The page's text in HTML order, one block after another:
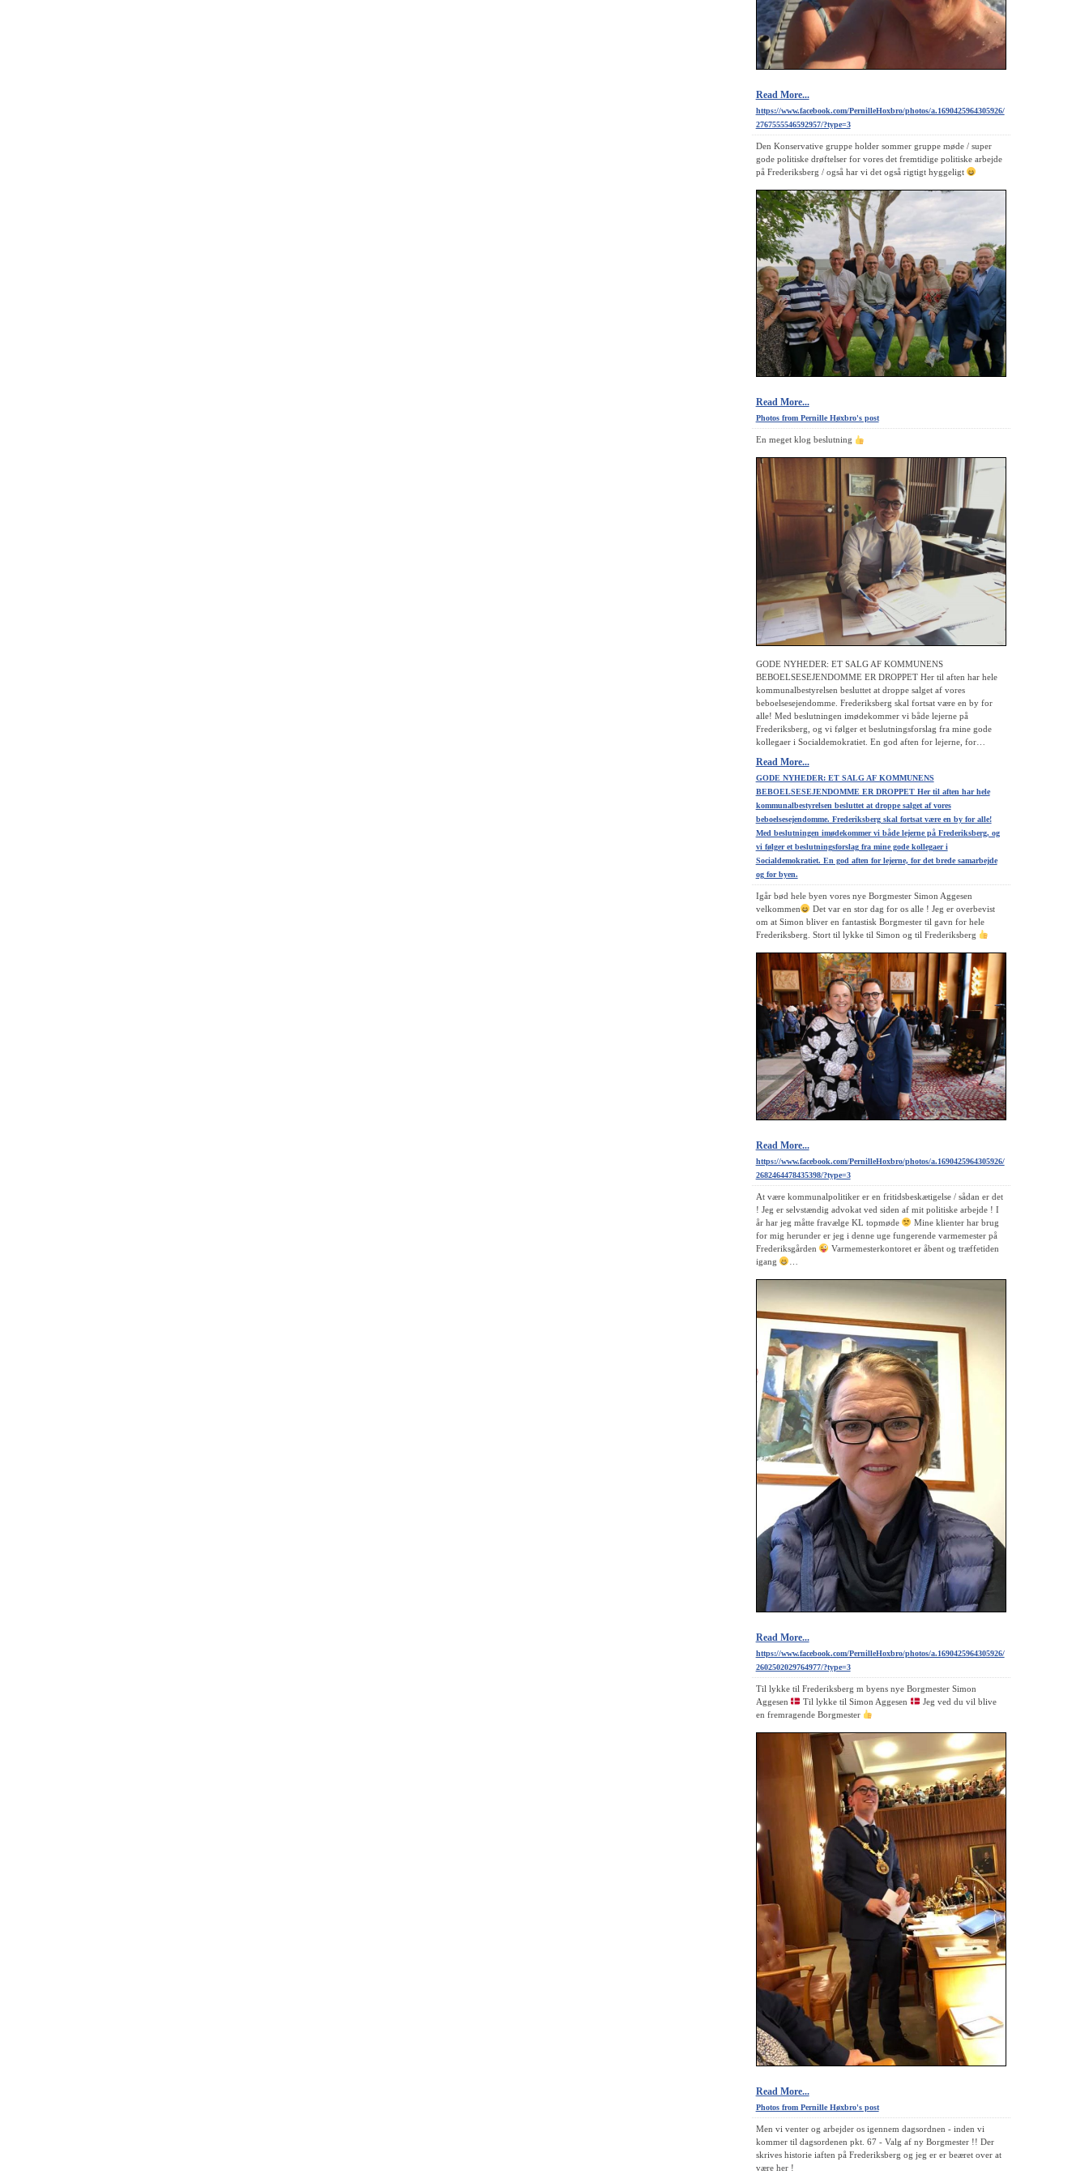
Read More...
https://www.facebook.com/PernilleHoxbro/photos/a.1690425964305926/
2767555546592957/?type=3
Den Konservative gruppe holder sommer gruppe møde / super
gode politiske drøftelser for vores det fremtidige politiske arbejde
på Frederiksberg / også har vi det også rigtigt hyggeligt
Read More...
Photos from Pernille Høxbro's post
En meget klog beslutning
GODE NYHEDER: ET SALG AF KOMMUNENS
BEBOELSESEJENDOMME ER DROPPET Her til aften har hele
kommunalbestyrelsen besluttet at droppe salget af vores
beboelsesejendomme. Frederiksberg skal fortsat være en by for
alle! Med beslutningen imødekommer vi både lejerne på
Frederiksberg, og vi følger et beslutningsforslag fra mine gode
kollegaer i Socialdemokratiet. En god aften for lejerne, for…
Read More...
GODE NYHEDER: ET SALG AF KOMMUNENS
BEBOELSESEJENDOMME ER DROPPET Her til aften har hele
kommunalbestyrelsen besluttet at droppe salget af vores
beboelsesejendomme. Frederiksberg skal fortsat være en by for alle!
Med beslutningen imødekommer vi både lejerne på Frederiksberg, og
vi følger et beslutningsforslag fra mine gode kollegaer i
Socialdemokratiet. En god aften for lejerne, for det brede samarbejde
og for byen.
Igår bød hele byen vores nye Borgmester Simon Aggesen
velkommen
Det var en stor dag for os alle ! Jeg er overbevist
om at Simon bliver en fantastisk Borgmester til gavn for hele
Frederiksberg. Stort til lykke til Simon og til Frederiksberg
Read More...
https://www.facebook.com/PernilleHoxbro/photos/a.1690425964305926/
2682464478435398/?type=3
At være kommunalpolitiker er en fritidsbeskætigelse / sådan er det
! Jeg er selvstændig advokat ved siden af mit politiske arbejde ! I
år har jeg måtte fravælge KL topmøde
Mine klienter har brug
for mig herunder er jeg i denne uge fungerende varmemester på
Frederiksgården
Varmemesterkontoret er åbent og træffetiden
igang
Read More...
https://www.facebook.com/PernilleHoxbro/photos/a.1690425964305926/
2602502029764977/?type=3
Til lykke til Frederiksberg m byens nye Borgmester Simon
Aggesen
Til lykke til Simon Aggesen
Jeg ved du vil blive
en fremragende Borgmester
Read More...
Photos from Pernille Høxbro's post
Men vi venter og arbejder os igennem dagsordnen - inden vi
kommer til dagsordenen pkt. 67 - Valg af ny Borgmester !! Der
skrives historie iaften på Frederiksberg og jeg er er beæret over at
være her !